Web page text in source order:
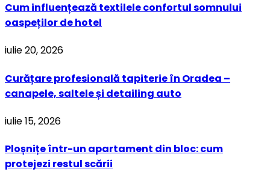
Cum influențează textilele confortul somnului
oaspeților de hotel
iulie 20, 2026
Curățare profesională tapiterie în Oradea –
canapele, saltele și detailing auto
iulie 15, 2026
Ploșnițe într-un apartament din bloc: cum
protejezi restul scării